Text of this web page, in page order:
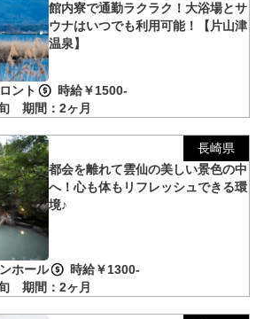
館内寮で通勤ラクラク！大浴場とサ
ウナはいつでも利用可能！【片山津
温泉】
ント
時給￥1500-
旬 期間：2ヶ月
長崎県
都会を離れて雲仙の美しい景色の中
へ！心も体もリフレッシュできる環
境♪
ホール
時給￥1300-
旬 期間：2ヶ月